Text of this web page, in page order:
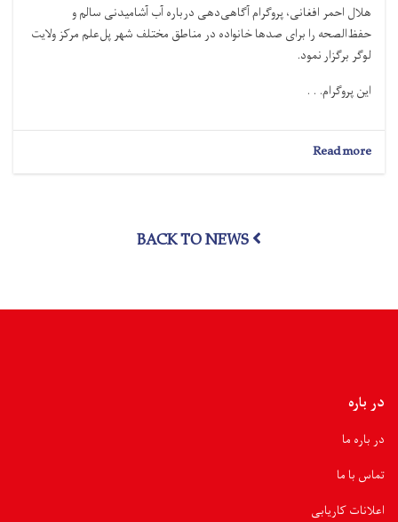
هلال احمر افغانی، پروگرام آگاهی‌دهی درباره آب آشامیدنی سالم و
حفظ‌الصحه را برای صدها خانواده در مناطق مختلف شهر پل‌علم مرکز ولایت
لوگر برگزار نمود.
این پروگرام. . .
Read more
لوگر؛
و
BACK TO NEWS
در باره
در باره ما
تماس با ما
اعلانات کاریابی